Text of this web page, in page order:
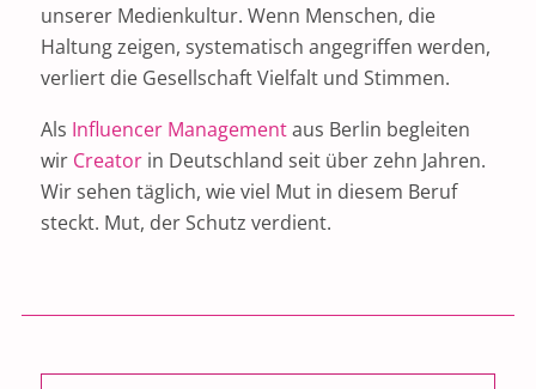
unserer Medienkultur. Wenn Menschen, die
Haltung zeigen, systematisch angegriffen werden,
verliert die Gesellschaft Vielfalt und Stimmen.
Als Influencer Managementaus Berlin begleiten
wir Creator in Deutschland seit über zehn Jahren.
Wir sehen täglich, wie viel Mut in diesem Beruf
steckt. Mut, der Schutz verdient.